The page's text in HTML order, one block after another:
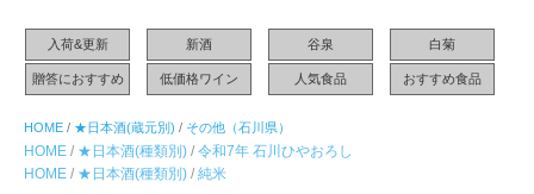
入荷&更新 新酒 谷泉 白菊
贈答におすすめ 低価格ワイン 人気食品 おすすめ食品
HOME / ★日本酒(蔵元別) / その他（石川県）
HOME / ★日本酒(種類別) / 令和7年 石川ひやおろし
HOME / ★日本酒(種類別) / 純米